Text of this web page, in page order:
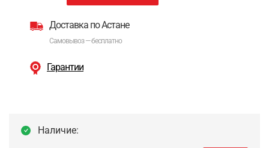
Доставка по Астане
Самовывоз — бесплатно
Гарантии
Наличие: